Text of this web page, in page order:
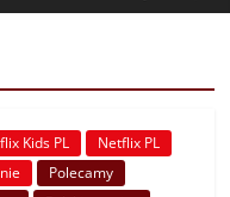
Kids PL
Netflix PL
Polecamy